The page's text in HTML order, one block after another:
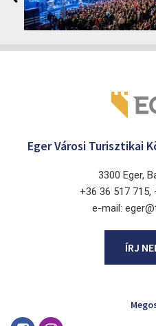
2026. június 19. - 2026.
Márai Központ, Eger 3300,
Eger Városi Turisztikai
3300 Eger,
+36 36 517 715,
e-mail:
ÍRJ